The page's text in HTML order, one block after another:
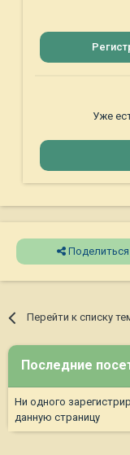
Уже
Поделиться
Перейти к списку
Последние
Ни одного
данную страницу